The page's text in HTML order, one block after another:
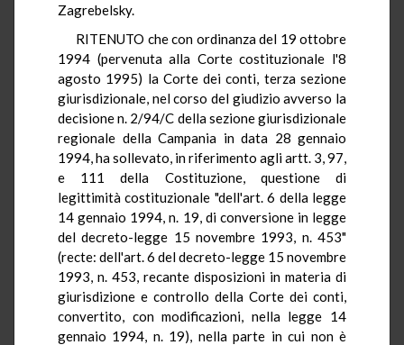
Zagrebelsky.
RITENUTO che con ordinanza del 19 ottobre
1994 (pervenuta alla Corte costituzionale l'8
agosto 1995) la Corte dei conti, terza sezione
giurisdizionale, nel corso del giudizio avverso la
decisione n. 2/94/C della sezione giurisdizionale
regionale della Campania in data 28 gennaio
1994, ha sollevato, in riferimento agli artt. 3, 97,
e 111 della Costituzione, questione di
legittimità costituzionale "dell'art. 6 della legge
14 gennaio 1994, n. 19, di conversione in legge
del decreto-legge 15 novembre 1993, n. 453"
(recte: dell'art. 6 del decreto-legge 15 novembre
1993, n. 453, recante disposizioni in materia di
giurisdizione e controllo della Corte dei conti,
convertito, con modificazioni, nella legge 14
gennaio 1994, n. 19), nella parte in cui non è